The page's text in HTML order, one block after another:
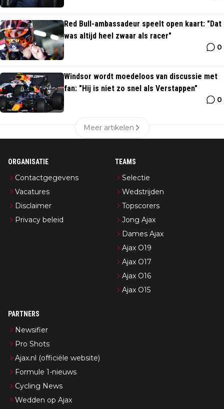
Red Bull-ambassadeur speelt open kaart: "Dat
was altijd heel zwaar als racer"
0
Windsor wordt moedeloos van discussie met
fan: "Hij is niet zo snel als Verstappen"
0
Meer artikelen
ORGANISATIE
Contactgegevens
Vacatures
Disclaimer
Privacy beleid
TEAMS
Selectie
Wedstrijden
Topscorers
Jong Ajax
Dames Ajax
Ajax O19
Ajax O17
Ajax O16
Ajax O15
PARTNERS
Newsifier
Pro Shots
Ajax.nl (officiële website)
Formule 1-nieuws
Cycling News
Wedden op Ajax